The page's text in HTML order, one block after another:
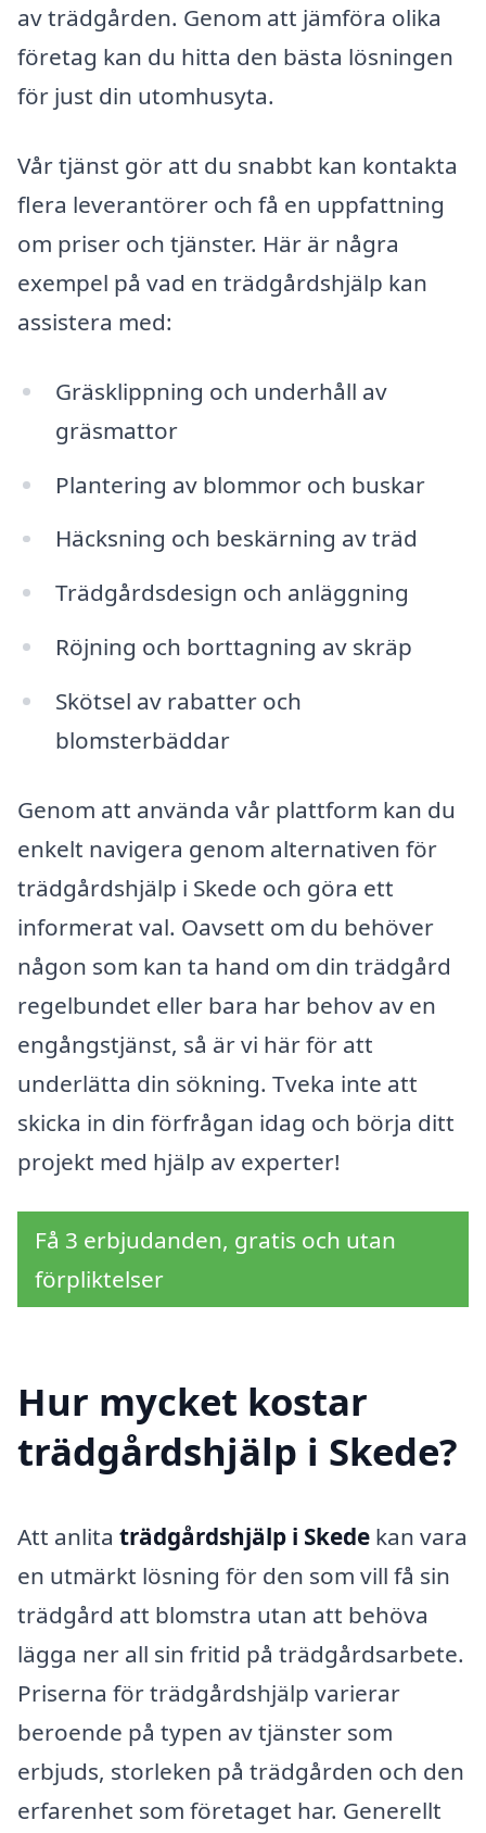
av trädgården. Genom att jämföra olika
företag kan du hitta den bästa lösningen
för just din utomhusyta.
Vår tjänst gör att du snabbt kan kontakta
flera leverantörer och få en uppfattning
om priser och tjänster. Här är några
exempel på vad en trädgårdshjälp kan
assistera med:
Gräsklippning och underhåll av
gräsmattor
Plantering av blommor och buskar
Häcksning och beskärning av träd
Trädgårdsdesign och anläggning
Röjning och borttagning av skräp
Skötsel av rabatter och
blomsterbäddar
Genom att använda vår plattform kan du
enkelt navigera genom alternativen för
trädgårdshjälp i Skede och göra ett
informerat val. Oavsett om du behöver
någon som kan ta hand om din trädgård
regelbundet eller bara har behov av en
engångstjänst, så är vi här för att
underlätta din sökning. Tveka inte att
skicka in din förfrågan idag och börja ditt
projekt med hjälp av experter!
Få 3 erbjudanden, gratis och utan
förpliktelser
Hur mycket kostar
trädgårdshjälp i Skede?
Att anlita trädgårdshjälp i Skede kan vara
en utmärkt lösning för den som vill få sin
trädgård att blomstra utan att behöva
lägga ner all sin fritid på trädgårdsarbete.
Priserna för trädgårdshjälp varierar
beroende på typen av tjänster som
erbjuds, storleken på trädgården och den
erfarenhet som företaget har. Generellt